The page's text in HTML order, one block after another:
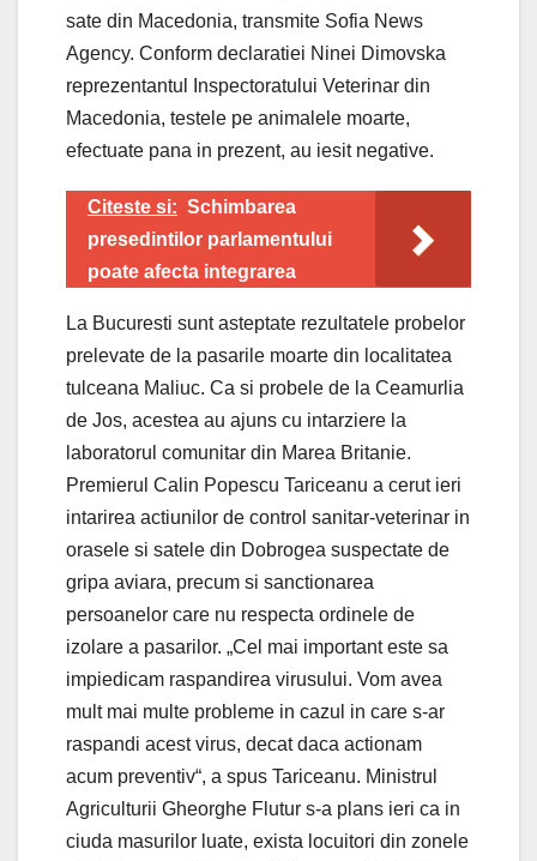
sate din Macedonia, transmite Sofia News
Agency. Conform declaratiei Ninei Dimovska
reprezentantul Inspectoratului Veterinar din
Macedonia, testele pe animalele moarte,
efectuate pana in prezent, au iesit negative.
Citeste si: Schimbarea
presedintilor parlamentului
poate afecta integrarea
La Bucuresti sunt asteptate rezultatele probelor
prelevate de la pasarile moarte din localitatea
tulceana Maliuc. Ca si probele de la Ceamurlia
de Jos, acestea au ajuns cu intarziere la
laboratorul comunitar din Marea Britanie.
Premierul Calin Popescu Tariceanu a cerut ieri
intarirea actiunilor de control sanitar-veterinar in
orasele si satele din Dobrogea suspectate de
gripa aviara, precum si sanctionarea
persoanelor care nu respecta ordinele de
izolare a pasarilor. „Cel mai important este sa
impiedicam raspandirea virusului. Vom avea
mult mai multe probleme in cazul in care s-ar
raspandi acest virus, decat daca actionam
acum preventiv“, a spus Tariceanu. Ministrul
Agriculturii Gheorghe Flutur s-a plans ieri ca in
ciuda masurilor luate, exista locuitori din zonele